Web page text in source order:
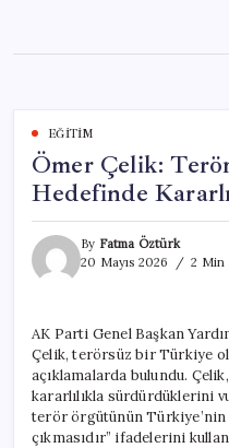
content
EĞITIM
Ömer Çelik:
Hedefinde
By Fatma Öztürk
20 Mayıs 2026
2 Min
AK Parti Genel Başkan
Çelik, terörsüz bir Türkiye
açıklamalarda bulundu.
kararlılıkla sürdürdüklerini
terör örgütünün
çıkmasıdır” ifadelerini